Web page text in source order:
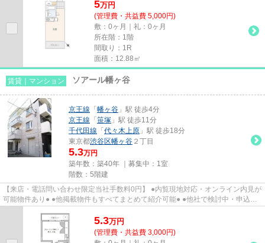
5万円
(管理費・共益費 5,000円)
敷：0ヶ月｜礼：0ヶ月
所在階：1階
間取り：1R
面積：12.88㎡
賃貸｜マンション ソアール幡ヶ谷
京王線 「 幡ヶ谷 」駅 徒歩4分
京王線 「 笹塚 」駅 徒歩11分
千代田線 「 代々木上原 」駅 徒歩18分
東京都渋谷区幡ヶ谷 ２丁目
5.3万円
築年数：築40年 ｜募集中： 1室
階数：5階建
【来店・電話問い合わせ限定当社手数料0円】 ●内覧現地対応・オンライン内見が
可能物件あり● ●他掲載物件もすべてまとめて紹介可能● ●他社で検討中・申込み
5.3万円
(管理費・共益費 3,000円)